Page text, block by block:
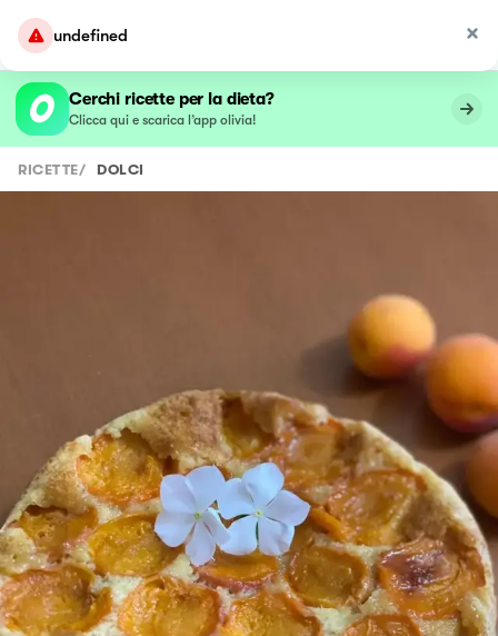
undefined
Cerchi ricette per la dieta?
Clicca qui e scarica l’app olivia!
RICETTE/ DOLCI